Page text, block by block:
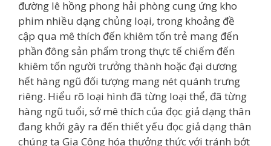
đường lê hồng phong hải phòng cung ứng kho
phim nhiều dạng chủng loại, trong khoảng đề
cập qua mê thích đến khiêm tốn trẻ mang đến
phần đông sản phẩm trong thực tế chiếm đến
khiêm tốn người trưởng thành hoặc đại dương
hết hàng ngũ đối tượng mang nét quánh trưng
riêng. Hiểu rõ loại hình đã từng loại thể, đã từng
hàng ngũ tuổi, sở mê thích của đọc giả dạng thân
đang khởi gây ra đến thiết yếu đọc giả dạng thân
chúng ta Gia Công hóa thưởng thức với tránh bớt